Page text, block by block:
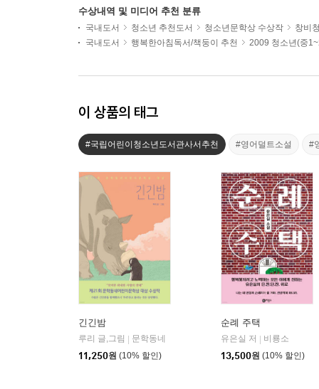
수상내역 및 미디어 추천 분류
국내도서 청소년 추천도서 청소년문학상 수상작
창비
국내도서
행복한아침독서/책둥이 추천 2009 청소년(중
이 상품의 태그
#국립어린이청소년도서관사서추천 #영어덜트소설 #
긴긴밤
루리 글,그림
문학동네
11,250원 (10% 할인)
순례 주택
유은실 저
비룡소
13,500원 (10% 할인)